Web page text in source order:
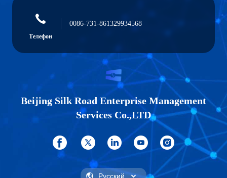
Телефон
0086-731-861329934568
Beijing Silk Road Enterprise Management
Services Co.,LTD